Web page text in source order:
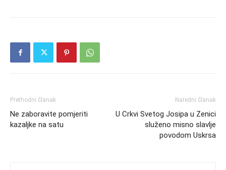
Prethodni članak
Ne zaboravite pomjeriti
kazaljke na satu
Naredni članak
U Crkvi Svetog Josipa u Zenici
služeno misno slavlje
povodom Uskrsa